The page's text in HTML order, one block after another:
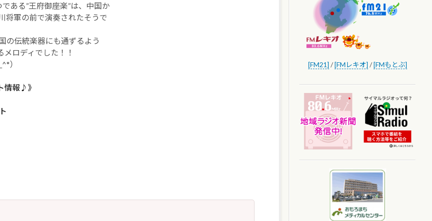
ある”王府御座楽”は、中国か
将軍の前で演奏されたそうで
の伝統楽器にも通ずるよう
ロディでした！！
）
情報♪》
[FM21] /[FMレキオ] /[FMもとぶ]